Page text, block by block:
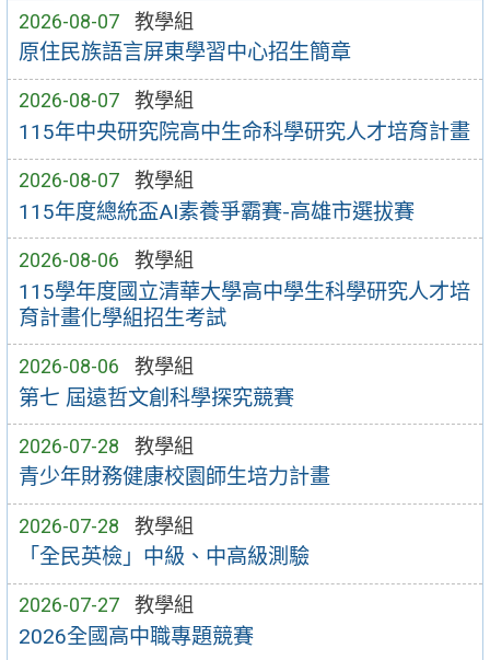
2026-08-07 教學組
原住民族語言屏東學習中心招生簡章
2026-08-07 教學組
115年中央研究院高中生命科學研究人才培育計畫
2026-08-07 教學組
115年度總統盃AI素養爭霸賽-高雄市選拔賽
2026-08-06 教學組
115學年度國立清華大學高中學生科學研究人才培
育計畫化學組招生考試
2026-08-06 教學組
第七 屆遠哲文創科學探究競賽
2026-07-28 教學組
青少年財務健康校園師生培力計畫
2026-07-28 教學組
「全民英檢」中級、中高級測驗
2026-07-27 教學組
2026全國高中職專題競賽